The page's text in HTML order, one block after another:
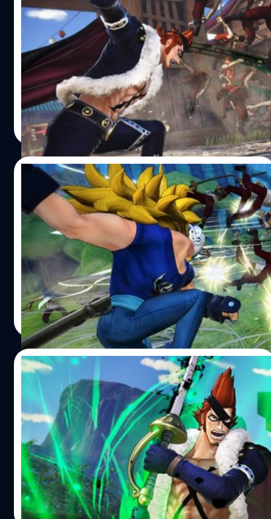
One Piece: Pirate Warriors 4 เผยตัวอย่าง
ตัวละคร X Drake
ค่ายเกม Bandai Namco ได้ปล่อยตัวอย่างตัวละคร X Drake
ของเกม One Piece: Pirate Warriors 4 ซึ่งเขาเป็นตัวละครที่
อยู่ในชุด “Worst Generation” ที่จะเปิดให้ดาวน์โหลดในช่วง
ฤดูใบไม้ร่วงนี้ X Drake ฉายา “Red Flag” อดีตนาวิกโยธินที่
กลายมาเป็นกัปตันของกลุ่มโจรสลัด Drake เขามาพร้อมกับ
อาวุธคู่ใจอย่างดาบและกระบอง แถมมีพลังของผลไม้ปีศาจ
Dragon-Dragon ที่สามารถเปลี่ยนร่างเป็นไดโนเสาร์พันธุ์
Allosaurus One Piece: Pirate Warriors 4 วางจำหน่ายอย่าง
เป็นทางการแล้ววันนี้ บนแพลตฟอร์ม PlayStation 4, Xbox
One, Nintendo Switch และ PC (Steam) อ้างอิง พิสูจน์อักษร
: สุชยา เกษจำรัส
ศุภกร ประเสริฐศิลป์| 2163 days ago
Read More
11/08/2020
One Piece: Pirate Warriors 4 เผยภาพสก
รีนช็อตใหม่ของ Killer
หลังจากนิตยสาร Weekly Jump เปิดเผยว่า Killer เป็นตัว
ละคร DLC ตัวที่ 5 ของเกม One Piece: Pirate Warriors 4
และอยู่ในชุด Character Pack 2 เช่นเดียวกับ X Drake ล่าสุด
ค่ายเกม Bandai Namco และทีมพัฒนา Omega Force ได้
ปล่อยภาพสกรีนช็อตใหม่ออกมาให้ชมกัน Killer หรือที่รู้จัก
กันในชื่อ “the Murder Machine” เป็นสมาชิกของกลุ่มโจรสลัด
Kid และเป็น 1 ใน 11 ซูเปอร์โนวาจากยุคสมัยที่เลวร้ายที่สุด ซึ่ง
เขาเป็นผู้เชี่ยวชาญศิลปะการต่อสู้ป้องกันตัวและสามารถใช้
เคียวโจมตีคู่ต่อสู้ได้อย่างรวดเร็ว One Piece: Pirate Warriors
4 วางจำหน่ายอย่างเป็นทางการแล้ววันนี้ บนแพลตฟอร์ม
PlayStation 4, Xbox One, Nintendo Switch…
ศุภกร ประเสริฐศิลป์| 2187 days ago
Read More
20/07/2020
One Piece: Pirate Warriors 4 เผยภาพสก
รีนช็อตแรกของ X Drake
หลังจากนิตยสาร Weekly Jump เปิดเผยว่า X Drake เป็นตัว
ละคร DLC ตัวที่ 4 ของเกม One Piece: Pirate Warriors 4
ล่าสุดค่ายเกม Bandai Namco และทีมพัฒนา Omega Force
ได้ปล่อยภาพสกรีนช็อตแรกออกมาให้ชมกัน X Drake ฉายา
“Red Flag” อดีตนาวิกโยธินที่กลายมาเป็นกัปตันของกลุ่มโจร
สลัด Drake เขามาพร้อมกับอาวุธคู่ใจอย่างดาบและกระบอง
ศุภกร ประเสริฐศิลป์| 2209 days ago
Read More